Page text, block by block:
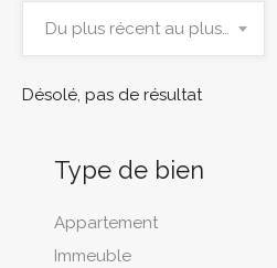
Du plus récent au plus ancien
Désolé, pas de résultat
Type de bien
Appartement
Immeuble